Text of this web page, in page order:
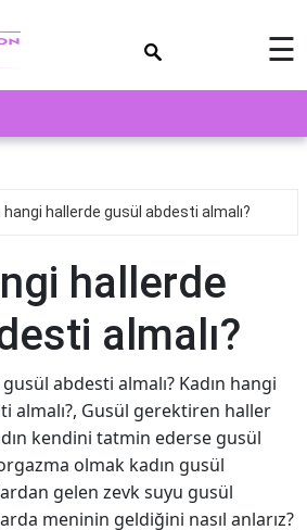
☰
hangi hallerde gusül abdesti almalı?
hallerde
almalı?
abdesti almalı? Kadın hangi
almalı?, Gusül gerektiren haller
kendini tatmin ederse gusül
olmak kadın gusül
gelen zevk suyu gusül
meninin geldiğini nasıl anlarız?